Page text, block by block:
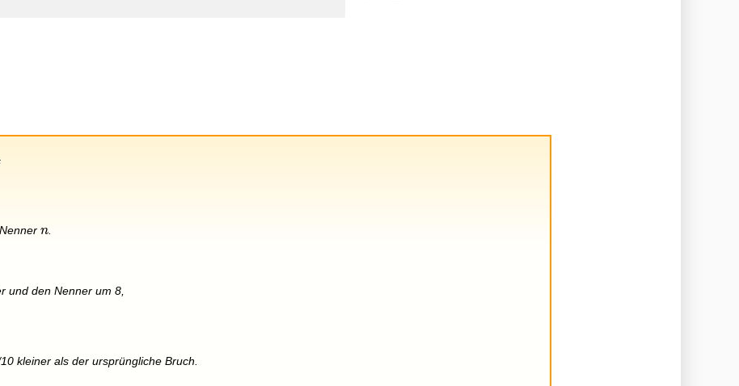
Nennern
n
und den Nenner um 8,
kleiner als der ursprüngliche Bruch.